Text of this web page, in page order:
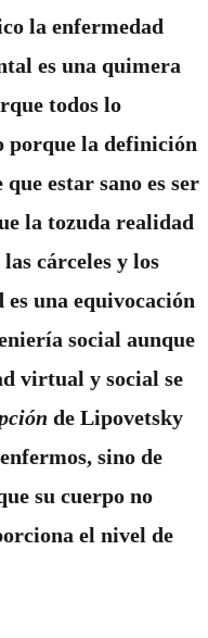
la enfermedad
es una quimera
todos lo
porque la definición
estar sano es ser
la tozuda realidad
cárceles y los
una equivocación
social aunque
virtual y social se
de Lipovetsky
sino de
su cuerpo no
el nivel de